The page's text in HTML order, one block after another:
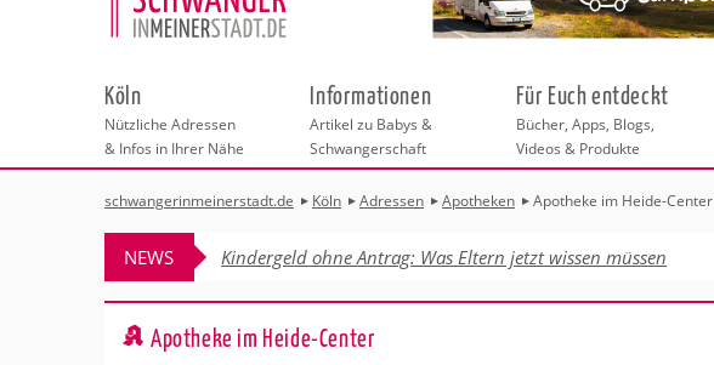
Köln
Nützliche Adressen
& Infos in Ihrer Nähe
Städteauswahl
Adressen
Hebammen
Geburtshäuser
Frauenärzte
Behördengänge &
Checklisten
Beratungsstellen
Kinderwunschzentren in Hamburg
Schwangerschaftskurse
Erste Hilfe & Beratung
Rückbildung
Shopping
Wellness & Gesundheit
Fotografie & Dienstleistungen
Informationen
Artikel zu Babys &
Schwangerschaft
Für Euch entdeckt
Bücher, Apps, Blogs,
Videos & Produkte
schwangerinmeinerstadt.de Köln Adressen Apotheken Apotheke im Heide-Center
NEWS Kindergeld ohne Antrag: Was Eltern jetzt wissen müssen
Apotheke im Heide-Center